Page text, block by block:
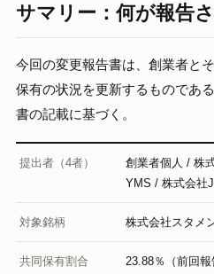
サマリー：何が報告
今回の変更報告書は、創業者と
保有の状況を更新するものであ
書の記載に基づく。
提出者（4者）
創業者個人 / 株
YMS / 株式会社
対象銘柄 株式会社スタメ
共同保有割合 23.88％（前回